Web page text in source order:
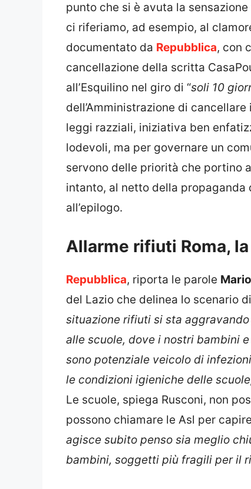
punto che si è avuta la
ci riferiamo, ad esempio, al
documentato da Repubblica, con
cancellazione della scritta
all’Esquilino nel giro di “soli 10
dell’Amministrazione di
leggi razziali, iniziativa ben
lodevoli, ma per governare un
servono delle priorità che portino
intanto, al netto della propaganda
all’epilogo.
Allarme rifiuti Roma,
Repubblica, riporta le parole
del Lazio che delinea lo scenario
situazione rifiuti si sta
alle scuole, dove i nostri bambini
sono potenziale veicolo di
le condizioni igieniche delle
Le scuole, spiega Rusconi, non
possono chiamare le Asl per
agisce subito penso sia meglio
bambini, soggetti più fragili per il